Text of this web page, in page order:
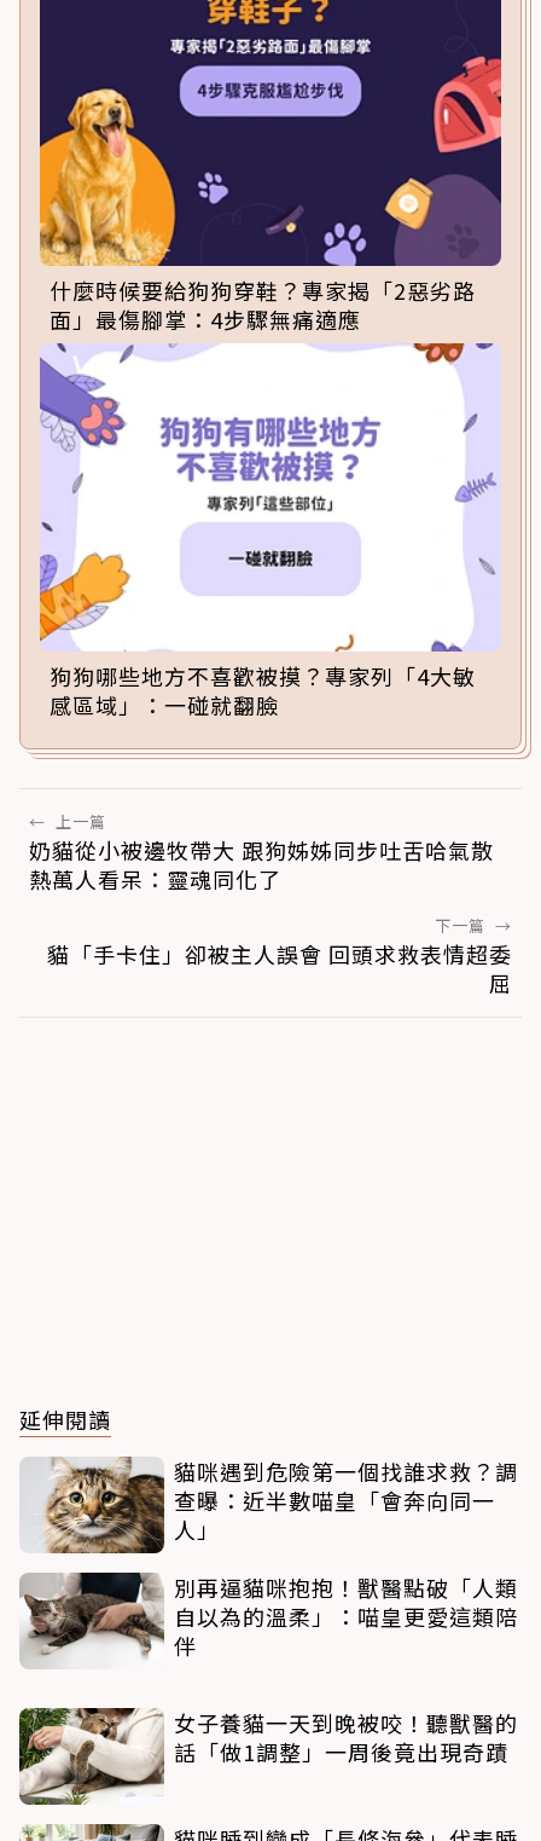
什麼時候要給狗狗穿鞋？專家揭「2惡劣路
面」最傷腳掌：4步驟無痛適應
狗狗哪些地方不喜歡被摸？專家列「4大敏
感區域」：一碰就翻臉
← 上一篇
奶貓從小被邊牧帶大 跟狗姊姊同步吐舌哈氣散
熱萬人看呆：靈魂同化了
下一篇 →
貓「手卡住」卻被主人誤會 回頭求救表情超委
屈
延伸閱讀
貓咪遇到危險第一個找誰求救？調
查曝：近半數喵皇「會奔向同一
人」
別再逼貓咪抱抱！獸醫點破「人類
自以為的溫柔」：喵皇更愛這類陪
伴
女子養貓一天到晚被咬！聽獸醫的
話「做1調整」一周後竟出現奇蹟